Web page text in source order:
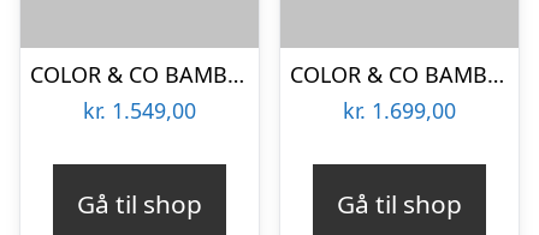
COLOR & CO BAMBUS RULLEGARDIN STÅLGRÅ – 180
kr. 1.549,00
Gå til shop
COLOR & CO BAMBUS RULLEGARDIN LYS – 160
kr. 1.699,00
Gå til shop